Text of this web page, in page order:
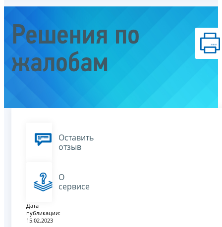
Решения по
жалобам
Оставить
отзыв
О
сервисе
Дата
публикации:
15.02.2023